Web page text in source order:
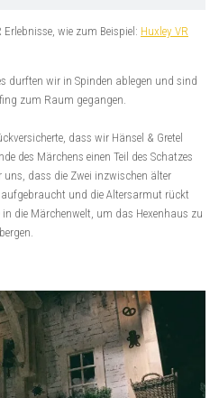
wie zum Beispiel: Huxley VR
durften wir in Spinden ablegen und sind
zum Raum gegangen.
dass wir Hänsel & Gretel
des Märchens einen Teil des Schatzes
uns, dass die Zwei inzwischen älter
und die Altersarmut rückt
in die Märchenwelt, um das Hexenhaus zu